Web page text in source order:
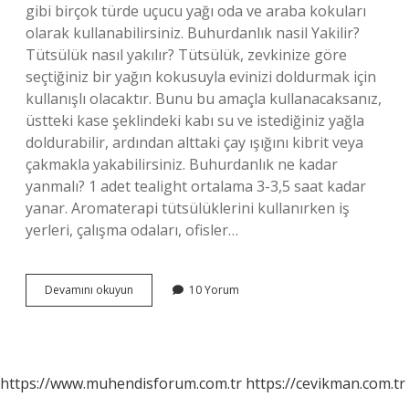
gibi birçok türde uçucu yağı oda ve araba kokuları
olarak kullanabilirsiniz. Buhurdanlık nasil Yakilir?
Tütsülük nasıl yakılır? Tütsülük, zevkinize göre
seçtiğiniz bir yağın kokusuyla evinizi doldurmak için
kullanışlı olacaktır. Bunu bu amaçla kullanacaksanız,
üstteki kase şeklindeki kabı su ve istediğiniz yağla
doldurabilir, ardından alttaki çay ışığını kibrit veya
çakmakla yakabilirsiniz. Buhurdanlık ne kadar
yanmalı? 1 adet tealight ortalama 3-3,5 saat kadar
yanar. Aromaterapi tütsülüklerini kullanırken iş
yerleri, çalışma odaları, ofisler…
Devamını okuyun Buhurdanlıkta
Ne
10 Yorum
https://www.muhendisforum.com.tr https://cevikman.com.tr